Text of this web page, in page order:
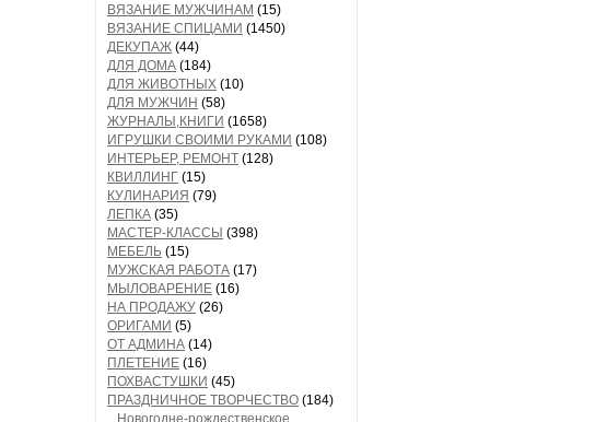
ВЯЗАНИЕ МУЖЧИНАМ (15)
ВЯЗАНИЕ СПИЦАМИ (1450)
ДЕКУПАЖ (44)
ДЛЯ ДОМА (184)
ДЛЯ ЖИВОТНЫХ (10)
ДЛЯ МУЖЧИН (58)
ЖУРНАЛЫ,КНИГИ (1658)
ИГРУШКИ СВОИМИ РУКАМИ (108)
ИНТЕРЬЕР, РЕМОНТ (128)
КВИЛЛИНГ (15)
КУЛИНАРИЯ (79)
ЛЕПКА (35)
МАСТЕР-КЛАССЫ (398)
МЕБЕЛЬ (15)
МУЖСКАЯ РАБОТА (17)
МЫЛОВАРЕНИЕ (16)
НА ПРОДАЖУ (26)
ОРИГАМИ (5)
ОТ АДМИНА (14)
ПЛЕТЕНИЕ (16)
ПОХВАСТУШКИ (45)
ПРАЗДНИЧНОЕ ТВОРЧЕСТВО (184)
Новогодне-рождественское